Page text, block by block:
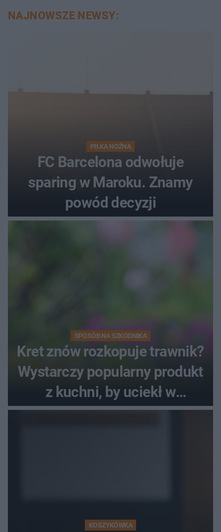
NAJNOWSZE NEWSY:
PIŁKA NOŻNA
FC Barcelona odwołuje
sparing w Maroku. Znamy
powód decyzji
SPOSÓB NA SZKODNIKA
Kret znów rozkopuje trawnik?
Wystarczy popularny produkt
z kuchni, by uciekł w
popłochu
KOSZYKÓWKA